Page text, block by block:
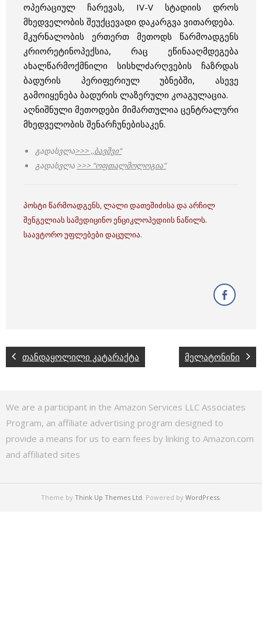
ოპერაციულ ჩარევას, IV-V სტადიის დროს
მხედველობის შეუქცევადი დაკარგვა ვითარდება.
მკურნალობის ერთერთ მეთოდს წარმოადგენს
კრიორეტინოპექსია, რაც ეწინააღმდეგება
ახალწარმოქმნილი სისხლძარღვების ჩაზრდას
ბადურის პერიფერიულ უბნებში, ასევე
გამოიყენება ბადურის ლაზერული კოაგულაცია.
აღნიშნული მეთოდები მიმართულია ცენტრალური
მხედველობის შენარჩუნებისაკენ.
გადასვლა>>> ,,ბავშვი”
გადასვლა >>> “ოფთალმოლოგია”
პოსტი წარმოადგენს, ლალი დათეშიძისა და არჩილ
შენგელიას სამედიცინო ენციკლოპედიის ნაწილს.
საავტორო უფლებები დაცულია.
თანდაყოლილი კატარაქტა მელატონინი
We are a participant in the Amazon Services LLC Associates
Program, an affiliate advertising program designed to
provide a means for us to earn fees by linking to Amazon.com
and affiliated sites
Theme by Think Up Themes Ltd. Powered by WordPress.